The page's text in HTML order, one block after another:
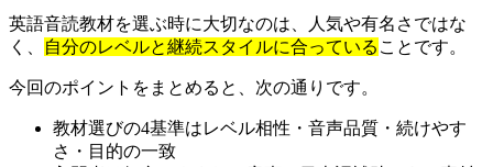
英語音読教材を選ぶ時に大切なのは、人気や有名さではな
く、
自分のレベルと継続スタイルに合っている ことです。
今回のポイントをまとめると、次の通りです。
教材選びの4基準はレベル相性・音声品質・続けやす
さ・目的の一致